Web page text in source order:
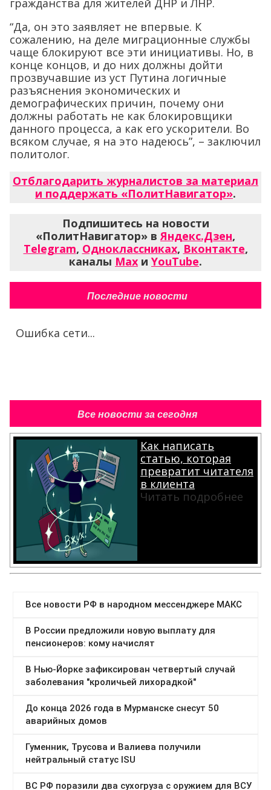
гражданства для жителей ДНР и ЛНР.
“Да, он это заявляет не впервые. К
сожалению, на деле миграционные службы
чаще блокируют все эти инициативы. Но, в
конце концов, и до них должны дойти
прозвучавшие из уст Путина логичные
разъяснения экономических и
демографических причин, почему они
должны работать не как блокировщики
данного процесса, а как его ускорители. Во
всяком случае, я на это надеюсь”, – заключил
политолог.
Отблагодарить журналистов за материал
и поддержать «ПолитНавигатор».
Подпишитесь на новости
«ПолитНавигатор» вЯндекс.Дзен,
Telegram, Одноклассниках, Вконтакте,
каналы Max и YouTube.
Последние новости
Ошибка сети...
Все новости за сегодня
Как написать
статью, которая
превратит читателя
в клиента
Читать подробнее